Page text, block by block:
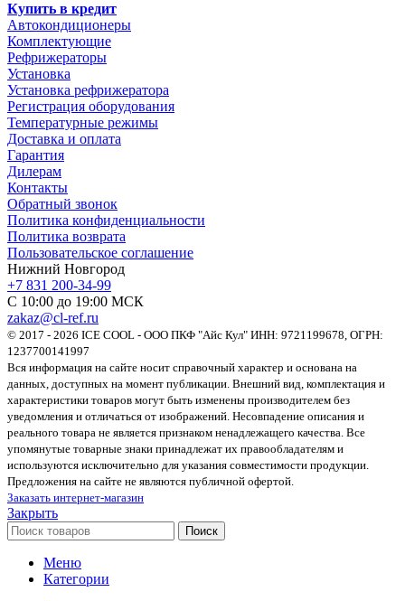
Купить в кредит
Автокондиционеры
Комплектующие
Рефрижераторы
Установка
Установка рефрижератора
Регистрация оборудования
Температурные режимы
Доставка и оплата
Гарантия
Дилерам
Контакты
Обратный звонок
Политика конфиденциальности
Политика возврата
Пользовательское соглашение
Нижний Новгород
+7 831 200-34-99
С 10:00 до 19:00 МСК
zakaz@cl-ref.ru
© 2017 - 2026 ICE COOL - ООО ПКФ "Айс Кул" ИНН: 9721199678, ОГРН:
1237700141997
Вся информация на сайте носит справочный характер и основана на
данных, доступных на момент публикации. Внешний вид, комплектация и
характеристики товаров могут быть изменены производителем без
уведомления и отличаться от изображений. Несовпадение описания и
реального товара не является признаком ненадлежащего качества. Все
упомянутые товарные знаки принадлежат их правообладателям и
используются исключительно для указания совместимости продукции.
Предложения на сайте не являются публичной офертой.
Заказать интернет-магазин
Закрыть
Поиск
Меню
Категории